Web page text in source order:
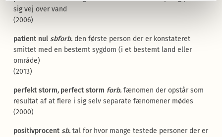
sig vej over vand
(2006)
patient nul sbforb. den første person der er konstateret
smittet med en bestemt sygdom (i et bestemt land eller
område)
(2013)
perfekt storm, perfect storm forb. fænomen der opstår som
resultat af at flere i sig selv separate fænomener mødes
(2000)
positivprocent sb. tal for hvor mange testede personer der er